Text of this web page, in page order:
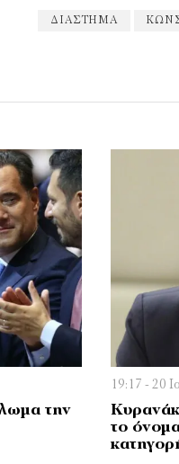
ΔΙΑΣΤΗΜΑ
την
19:17 - 20
το